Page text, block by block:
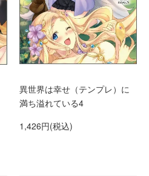
異世界は幸せ（テンプレ）に
満ち溢れている4
1,426円(税込)